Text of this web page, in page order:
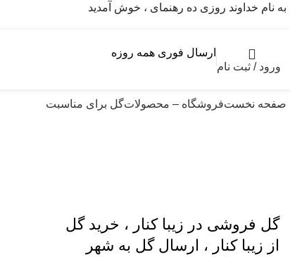
به نام خداوند روزی ده رهنمای ، خوش آمدید
ورود / ثبت نام
ارسال فوری همه روزه
صفحه نخستفروشگاه – محصولاتگل برای مناسبت
گل فروشی در زیبا کنار ، خرید گل
از زیبا کنار ، ارسال گل به شهر